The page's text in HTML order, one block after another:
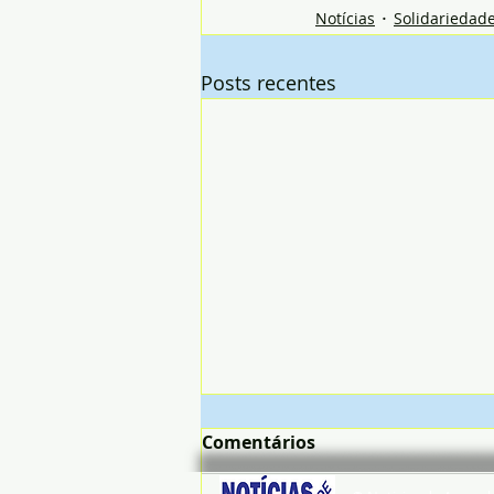
Notícias
Posts recentes
Comentários